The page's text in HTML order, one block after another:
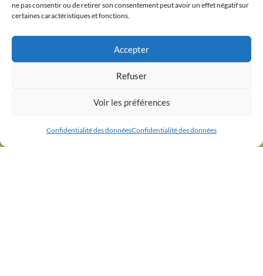
ne pas consentir ou de retirer son consentement peut avoir un effet négatif sur
certaines caractéristiques et fonctions.
Accepter
Refuser
Voir les préférences
Confidentialité des donnéesConfidentialité des données